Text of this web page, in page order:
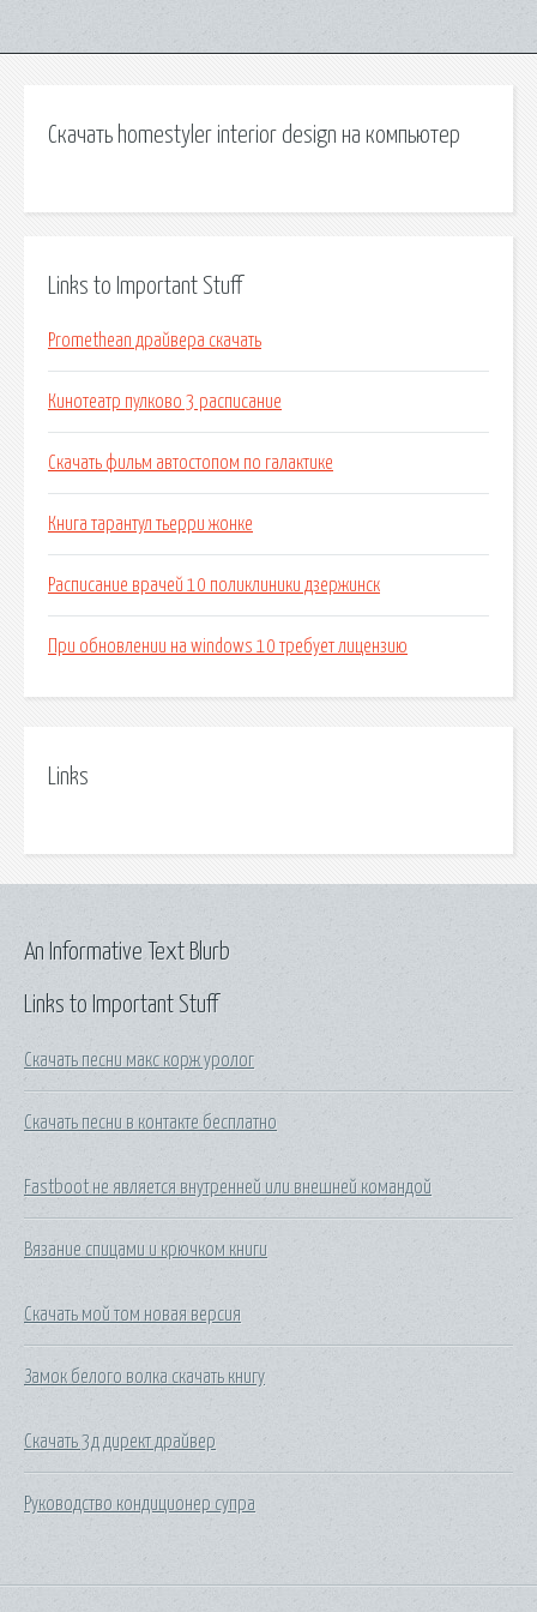
Скачать homestyler interior design на компьютер
Links to Important Stuff
Promethean драйвера скачать
Кинотеатр пулково 3 расписание
Скачать фильм автостопом по галактике
Книга тарантул тьерри жонке
Расписание врачей 10 поликлиники дзержинск
При обновлении на windows 10 требует лицензию
Links
Links to Important Stuff
Скачать песни макс корж уролог
Скачать песни в контакте бесплатно
Fastboot не является внутренней или внешней командой
Вязание спицами и крючком книги
Скачать мой том новая версия
Замок белого волка скачать книгу
Скачать 3д директ драйвер
Руководство кондиционер супра
An Informative Text Blurb